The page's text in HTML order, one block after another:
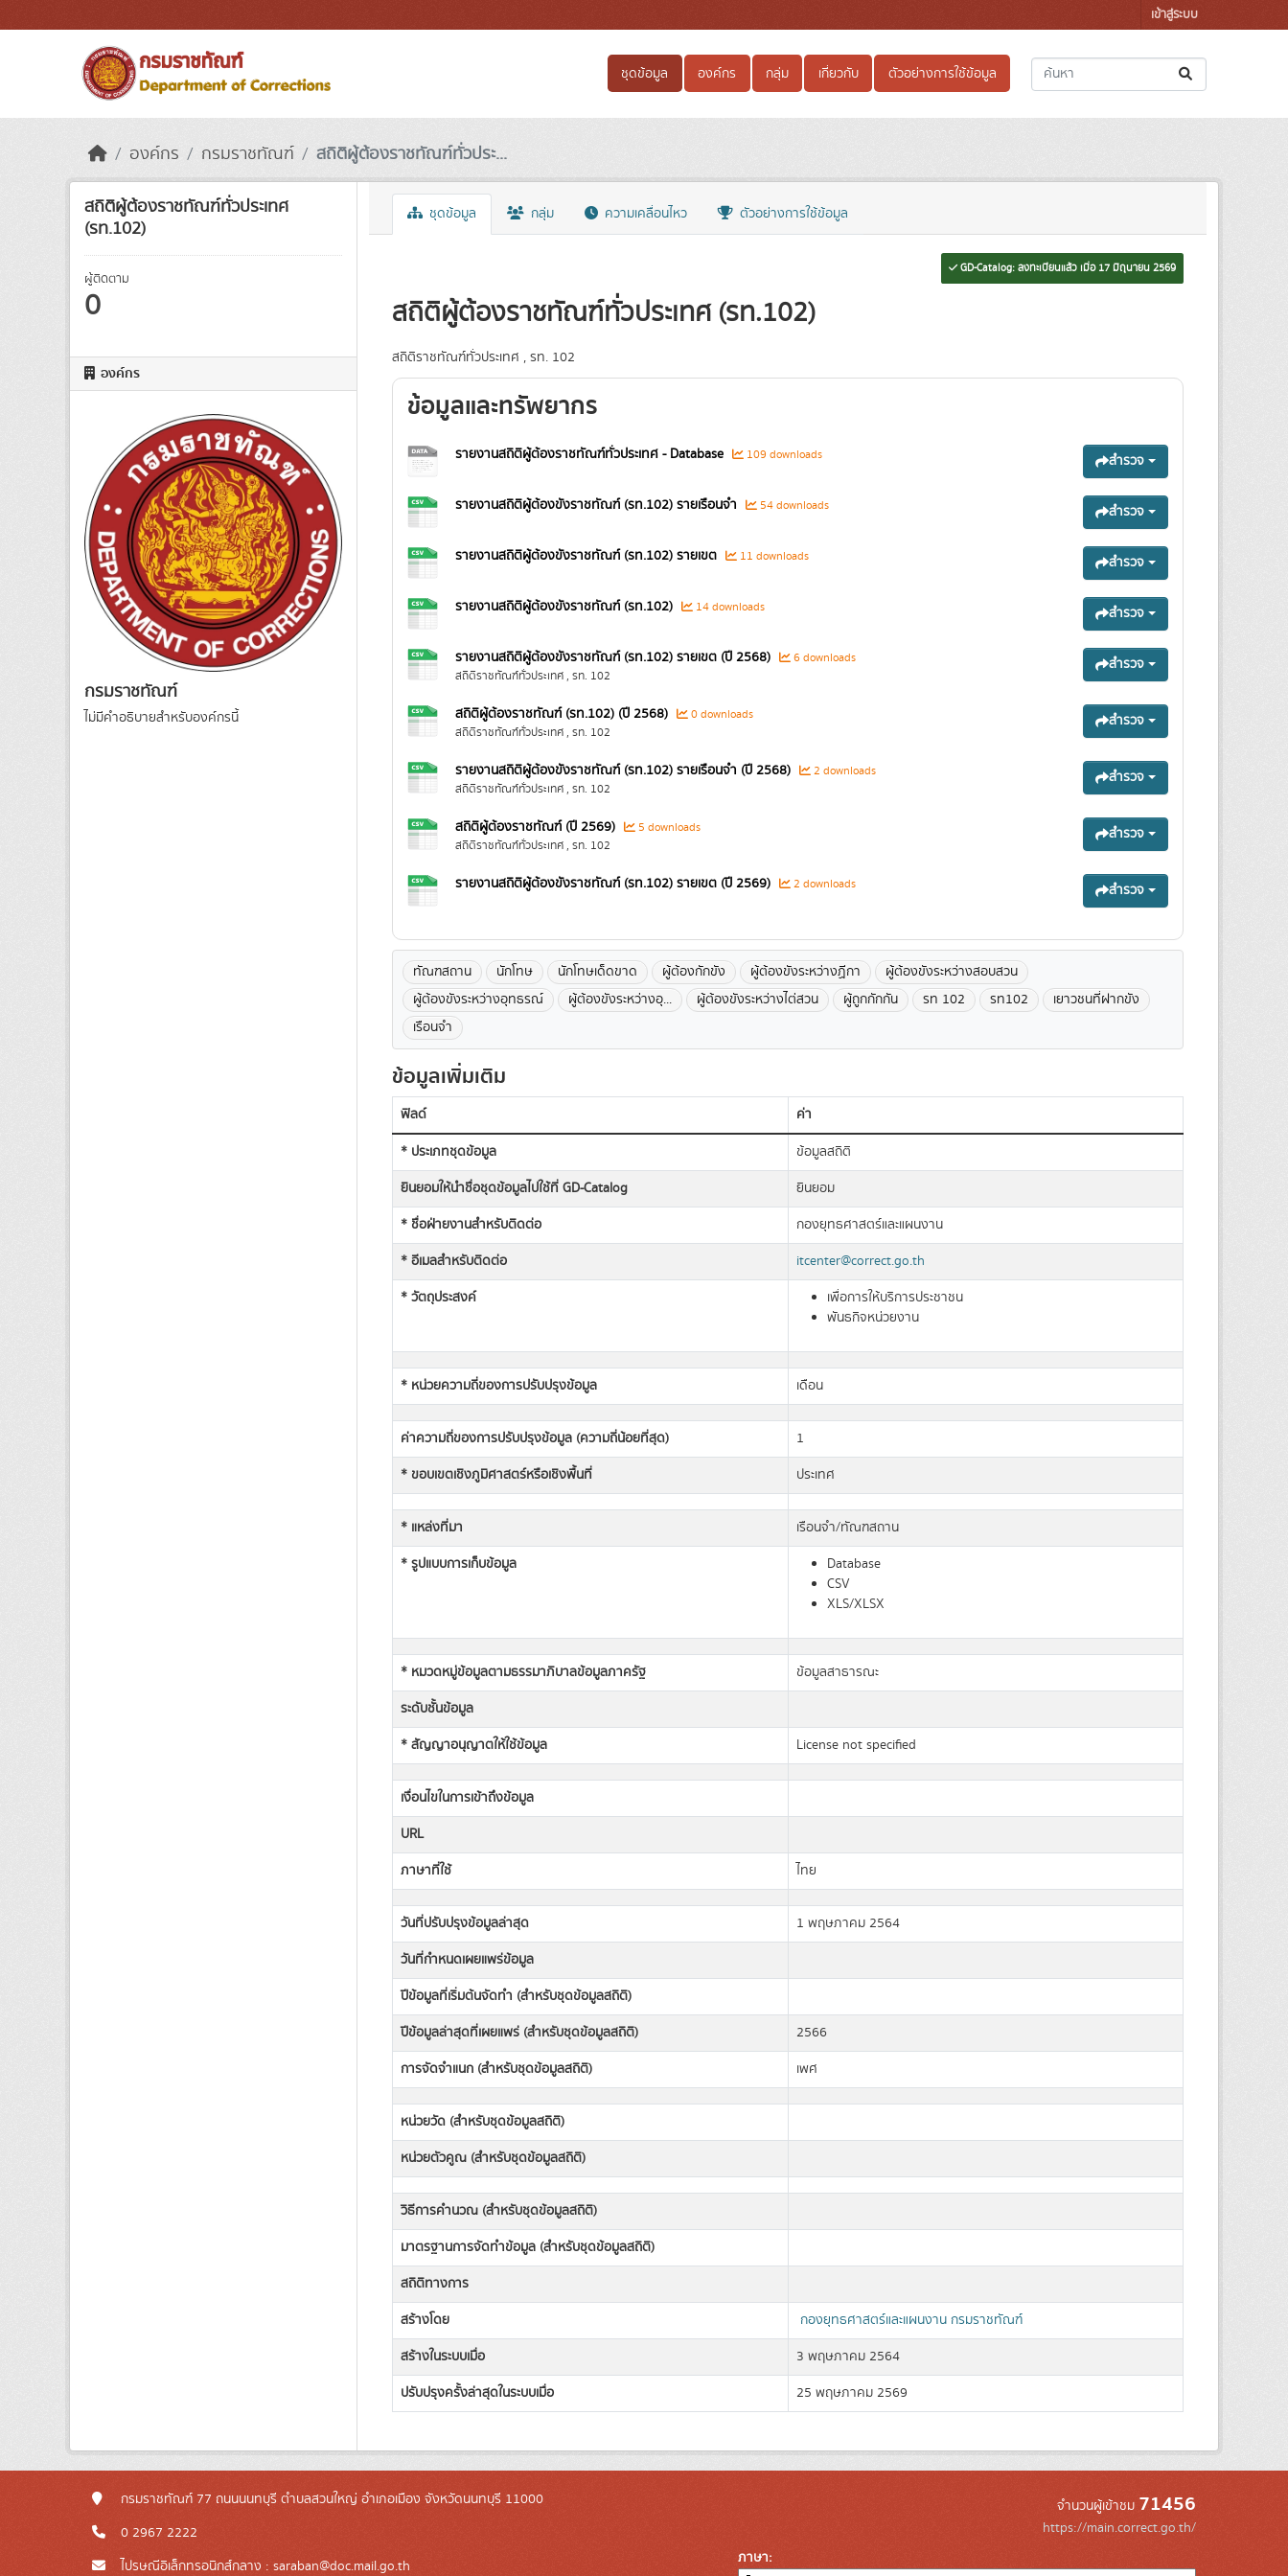
เข้าสู่ระบบ
ชุดข้อมูล องค์กร กลุ่ม เกี่ยวกับ ตัวอย่างการใช้ข้อมูล
องค์กร กรมราชทัณฑ์ สถิติผู้ต้องราชทัณฑ์ทั่วประ...
สถิติผู้ต้องราชทัณฑ์ทั่วประเทศ
(รท.102)
ผู้ติดตาม
0
องค์กร
กรมราชทัณฑ์
ไม่มีคำอธิบายสำหรับองค์กรนี้
ชุดข้อมูล กลุ่ม ความเคลื่อนไหว ตัวอย่างการใช้ข้อมูล
GD-Catalog: ลงทะเบียนแล้ว เมื่อ 17 มิถุนายน 2569
สถิติผู้ต้องราชทัณฑ์ทั่วประเทศ (รท.102)
สถิติราชทัณฑ์ทั่วประเทศ , รท. 102
ข้อมูลและทรัพยากร
รายงานสถิติผู้ต้องราชทัณฑ์ทั่วประเทศ - Database 109 downloads สำรวจ
รายงานสถิติผู้ต้องขังราชทัณฑ์ (รท.102) รายเรือนจำ 54 downloads สำรวจ
รายงานสถิติผู้ต้องขังราชทัณฑ์ (รท.102) รายเขต 11 downloads สำรวจ
รายงานสถิติผู้ต้องขังราชทัณฑ์ (รท.102) 14 downloads สำรวจ
รายงานสถิติผู้ต้องขังราชทัณฑ์ (รท.102) รายเขต (ปี 2568)
6 downloads
สถิติราชทัณฑ์ทั่วประเทศ , รท. 102
สำรวจ
สถิติผู้ต้องราชทัณฑ์ (รท.102) (ปี 2568)
0 downloads
สถิติราชทัณฑ์ทั่วประเทศ , รท. 102
สำรวจ
รายงานสถิติผู้ต้องขังราชทัณฑ์ (รท.102) รายเรือนจำ (ปี 2568)
2 downloads
สถิติราชทัณฑ์ทั่วประเทศ , รท. 102
สำรวจ
สถิติผู้ต้องราชทัณฑ์ (ปี 2569)
5 downloads
สถิติราชทัณฑ์ทั่วประเทศ , รท. 102
สำรวจ
รายงานสถิติผู้ต้องขังราชทัณฑ์ (รท.102) รายเขต (ปี 2569) 2 downloads สำรวจ
ทัณฑสถาน นักโทษ นักโทษเด็ดขาด ผู้ต้องกักขัง ผู้ต้องขังระหว่างฏีกา
ผู้ต้องขังระหว่างสอบสวน
ผู้ต้องขังระหว่างอุทธรณ์
ผู้ต้องขังระหว่างอุ... ผู้ต้องขังระหว่างไต่สวน ผู้ถูกกักกัน รท 102 รท102
เยาวชนที่ฝากขัง
เรือนจำ
ข้อมูลเพิ่มเติม
ฟิลด์
ค่า
* ประเภทชุดข้อมูล
ข้อมูลสถิติ
ยินยอมให้นำชื่อชุดข้อมูลไปใช้ที่ GD-Catalog
ยินยอม
* ชื่อฝ่ายงานสำหรับติดต่อ
กองยุทธศาสตร์และแผนงาน
* อีเมลสำหรับติดต่อ
itcenter@correct.go.th
* วัตถุประสงค์
เพื่อการให้บริการประชาชน
พันธกิจหน่วยงาน
* หน่วยความถี่ของการปรับปรุงข้อมูล เดือน
ค่าความถี่ของการปรับปรุงข้อมูล (ความถี่น้อยที่สุด)
1
* ขอบเขตเชิงภูมิศาสตร์หรือเชิงพื้นที่
ประเทศ
* แหล่งที่มา
เรือนจำ/ทัณฑสถาน
* รูปแบบการเก็บข้อมูล
Database
CSV
XLS/XLSX
* หมวดหมู่ข้อมูลตามธรรมาภิบาลข้อมูลภาครัฐ
ข้อมูลสาธารณะ
ระดับชั้นข้อมูล
* สัญญาอนุญาตให้ใช้ข้อมูล
License not specified
เงื่อนไขในการเข้าถึงข้อมูล
URL
ภาษาที่ใช้
ไทย
วันที่ปรับปรุงข้อมูลล่าสุด
1 พฤษภาคม 2564
วันที่กำหนดเผยแพร่ข้อมูล
ปีข้อมูลที่เริ่มต้นจัดทำ (สำหรับชุดข้อมูลสถิติ)
ปีข้อมูลล่าสุดที่เผยแพร่ (สำหรับชุดข้อมูลสถิติ)
2566
การจัดจำแนก (สำหรับชุดข้อมูลสถิติ)
เพศ
หน่วยวัด (สำหรับชุดข้อมูลสถิติ)
หน่วยตัวคูณ (สำหรับชุดข้อมูลสถิติ)
วิธีการคำนวณ (สำหรับชุดข้อมูลสถิติ)
มาตรฐานการจัดทำข้อมูล (สำหรับชุดข้อมูลสถิติ)
สถิติทางการ
สร้างโดย
กองยุทธศาสตร์และแผนงาน กรมราชทัณฑ์
สร้างในระบบเมื่อ
3 พฤษภาคม 2564
ปรับปรุงครั้งล่าสุดในระบบเมื่อ
25 พฤษภาคม 2569
กรมราชทัณฑ์ 77 ถนนนนทบุรี ตำบลสวนใหญ่ อำเภอเมือง จังหวัดนนทบุรี 11000
0 2967 2222
ไปรษณีอิเล็กทรอนิกส์กลาง : saraban@doc.mail.go.th
จำนวนผู้เข้าชม 71456
https://main.correct.go.th/
ภาษา